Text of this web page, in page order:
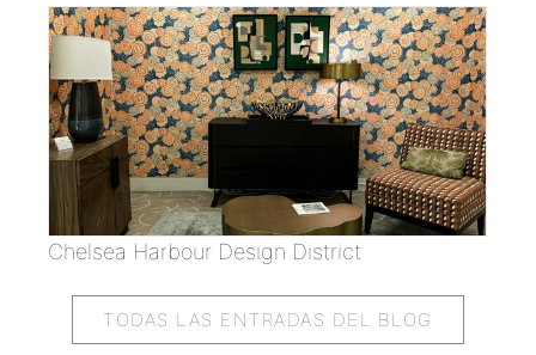
Chelsea Harbour Design District
TODAS LAS ENTRADAS DEL BLOG